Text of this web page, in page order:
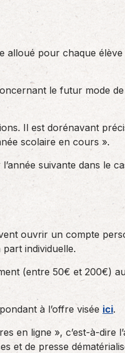
alloué pour chaque élève
le futur mode
Il est dorénavant
scolaire en cours ».
suivante dans le
ouvrir un compte
individuelle.
(entre 50€ et 200€)
à l’offre visée ici.
en ligne », c’est-à-dire
et de presse